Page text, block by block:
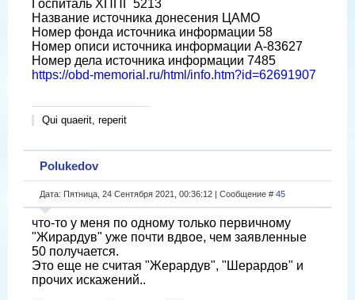
Госпиталь ХППГ 5213
Название источника донесения ЦАМО
Номер фонда источника информации 58
Номер описи источника информации А-83627
Номер дела источника информации 7485
https://obd-memorial.ru/html/info.htm?id=62691907
Qui quaerit, reperit
Polukedov
Дата: Пятница, 24 Сентября 2021, 00:36:12 | Сообщение # 45
что-то у меня по одному только первичному
"Жирардув" уже почти вдвое, чем заявленные
50 получается.
Это еще не считая "Жерардув", "Шерардов" и
прочих искажений..